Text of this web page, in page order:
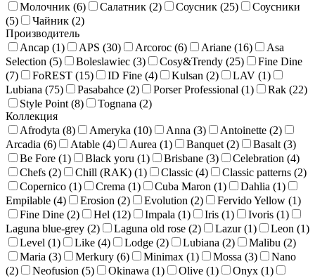
Молочник (6) Салатник (2) Соусник (25)
Соусники
(5) Чайник (2)
Производитель
Ancap (1) APS (30) Arcoroc (6) Ariane (16)
Asa
Selection (5) Boleslawiec (3) Cosy&Trendy (25)
Fine Dine
(7) FoREST (15) ID Fine (4) Kulsan (2) LAV (1)
Lubiana (75) Pasabahce (2) Porser Professional (1) Rak (22)
Style Point (8) Tognana (2)
Коллекция
Afrodyta (8) Ameryka (10) Anna (3) Antoinette (2)
Arcadia (6) Atable (4) Aurea (1) Banquet (2) Basalt (3)
Be Fore (1) Black yoru (1) Brisbane (3) Celebration (4)
Chefs (2) Chill (RAK) (1) Classic (4) Classic patterns (2)
Copernico (1) Crema (1) Cuba Maron (1) Dahlia (1)
Empilable (4) Erosion (2) Evolution (2) Fervido Yellow (1)
Fine Dine (2) Hel (12) Impala (1) Iris (1) Ivoris (1)
Laguna blue-grey (2) Laguna old rose (2) Lazur (1) Leon (1)
Level (1) Like (4) Lodge (2) Lubiana (2) Malibu (2)
Maria (3) Merkury (6) Minimax (1) Mossa (3)
Nano
(2) Neofusion (5) Okinawa (1) Olive (1) Onyx (1)